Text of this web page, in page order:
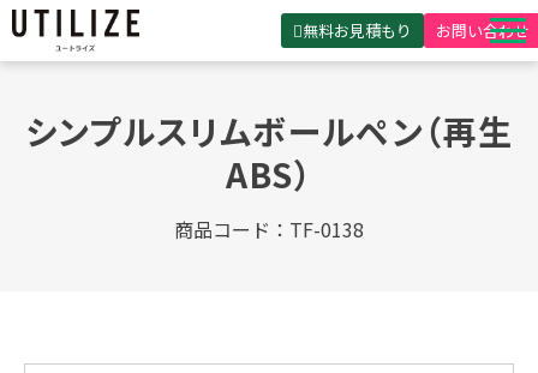
無料お見積もり お問い合わせ
製品・サービス
無料見積ガイド
選ばれる理由
シンプルスリムボールペン（再生
ABS）
商品コード：TF-0138